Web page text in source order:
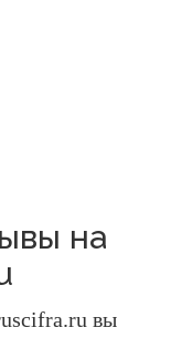
на
вы